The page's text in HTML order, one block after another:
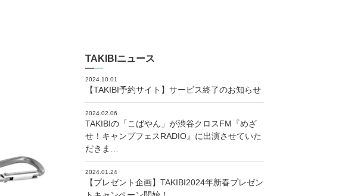
TAKIBIニュース
2024.10.01
【TAKIBI予約サイト】サービス終了のお知らせ
2024.02.06
TAKIBIの「こばやん」が渋谷クロスFM『めざ
せ！キャンプフェスRADIO』に出演させていた
だきま…
2024.01.24
【プレゼント企画】TAKIBI2024年新春プレゼン